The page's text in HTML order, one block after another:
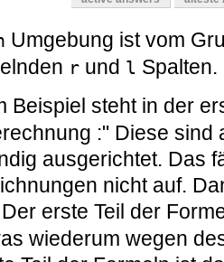
Umgebung ist vom
r und l Spalten.
Beispiel steht in der
:" Diese sind
ausgerichtet. Das
nicht auf.
erste Teil der
wiederum wegen